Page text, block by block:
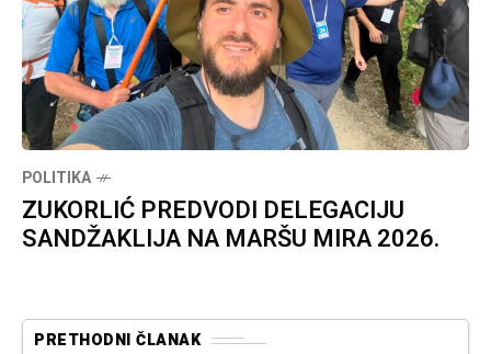
POLITIKA
ZUKORLIĆ PREDVODI DELEGACIJU
SANDŽAKLIJA NA MARŠU MIRA 2026.
PRETHODNI ČLANAK